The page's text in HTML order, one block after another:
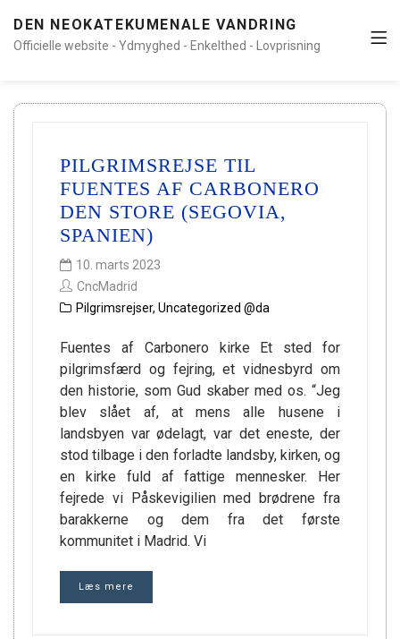
DEN NEOKATEKUMENALE VANDRING
Officielle website - Ydmyghed - Enkelthed - Lovprisning
PILGRIMSREJSE TIL
FUENTES AF CARBONERO
DEN STORE (SEGOVIA,
SPANIEN)
10. marts 2023
CncMadrid
Pilgrimsrejser, Uncategorized @da
Fuentes af Carbonero kirke Et sted for
pilgrimsfærd og fejring, et vidnesbyrd om
den historie, som Gud skaber med os. “Jeg
blev slået af, at mens alle husene i
landsbyen var ødelagt, var det eneste, der
stod tilbage i den forladte landsby, kirken, og
en kirke fuld af fattige mennesker. Her
fejrede vi Påskevigilien med brødrene fra
barakkerne og dem fra det første
kommunitet i Madrid. Vi
Læs mere